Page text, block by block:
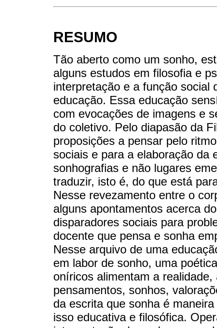
RESUMO
Tão aberto como um sonho,
alguns estudos em filosofia e
interpretação e a função social
educação. Essa educação
com evocações de imagens e
do coletivo. Pelo diapasão da
proposições a pensar pelo
sociais e para a elaboração da
sonhografias e não lugares
traduzir, isto é, do que está
Nesse revezamento entre o
alguns apontamentos acerca
disparadores sociais para
docente que pensa e sonha
Nesse arquivo de uma
em labor de sonho, uma
oníricos alimentam a
pensamentos, sonhos,
da escrita que sonha é
isso educativa e filosófica.